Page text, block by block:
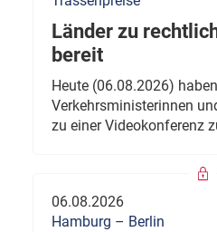
Länder zu
bereit
Heute (06.08.2026)
Verkehrsministerinnen
zu einer Videokonferenz
06.08.2026
Hamburg – Berlin